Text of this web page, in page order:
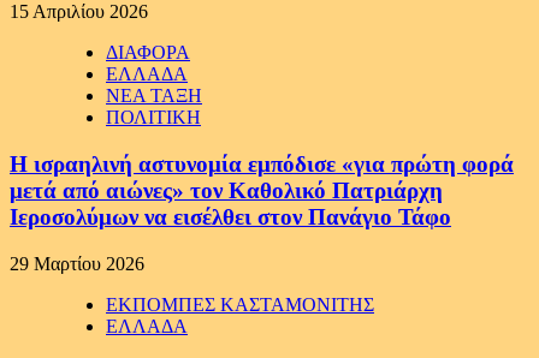
15 Απριλίου 2026
ΔΙΑΦΟΡΑ
ΕΛΛΑΔΑ
ΝΕΑ ΤΑΞΗ
ΠΟΛΙΤΙΚΗ
Η ισραηλινή αστυνομία εμπόδισε «για πρώτη φορά
μετά από αιώνες» τον Καθολικό Πατριάρχη
Ιεροσολύμων να εισέλθει στον Πανάγιο Τάφο
29 Μαρτίου 2026
ΕΚΠΟΜΠΕΣ ΚΑΣΤΑΜΟΝΙΤΗΣ
ΕΛΛΑΔΑ